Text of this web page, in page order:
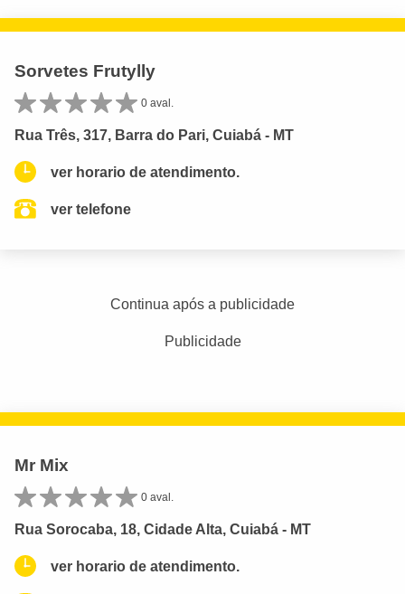
Sorvetes Frutylly
0 aval.
Rua Três, 317, Barra do Pari, Cuiabá - MT
ver horario de atendimento.
ver telefone
Continua após a publicidade
Publicidade
Mr Mix
0 aval.
Rua Sorocaba, 18, Cidade Alta, Cuiabá - MT
ver horario de atendimento.